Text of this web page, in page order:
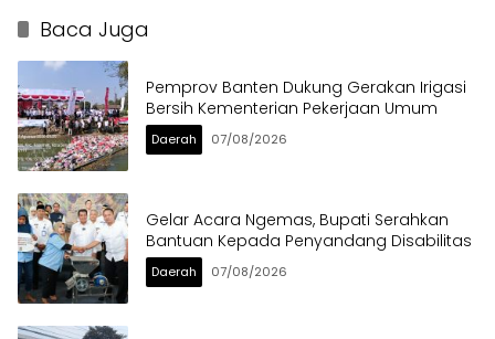
Baca Juga
Pemprov Banten Dukung Gerakan Irigasi
Bersih Kementerian Pekerjaan Umum
Daerah 07/08/2026
Gelar Acara Ngemas, Bupati Serahkan
Bantuan Kepada Penyandang Disabilitas
Daerah 07/08/2026